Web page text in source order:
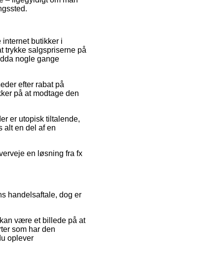
internet butikker i
trykke salgspriserne på
nogle gange
efter rabat på
på at modtage den
er utopisk tiltalende,
alt en del af en
en løsning fra fx
handelsaftale, dog er
være et billede på at
som har den
oplever